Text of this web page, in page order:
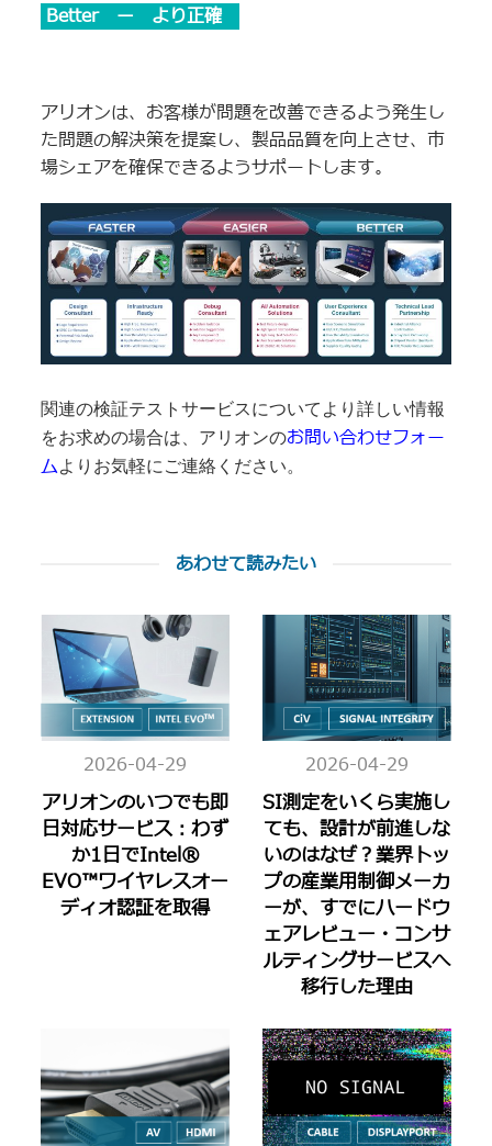
Better ー より正確
アリオンは、お客様が問題を改善できるよう発生し
た問題の解決策を提案し、製品品質を向上させ、市
場シェアを確保できるようサポートします。
関連の検証テストサービスについてより詳しい情報
をお求めの場合は、アリオンのお問い合わせフォー
ムよりお気軽にご連絡ください。
あわせて読みたい
2026-04-29
アリオンのいつでも即
日対応サービス：わず
か1日でIntel®
EVO™ワイヤレスオー
ディオ認証を取得
2026-04-29
SI測定をいくら実施し
ても、設計が前進しな
いのはなぜ？業界トッ
プの産業用制御メーカ
ーが、すでにハードウ
ェアレビュー・コンサ
ルティングサービスへ
移行した理由